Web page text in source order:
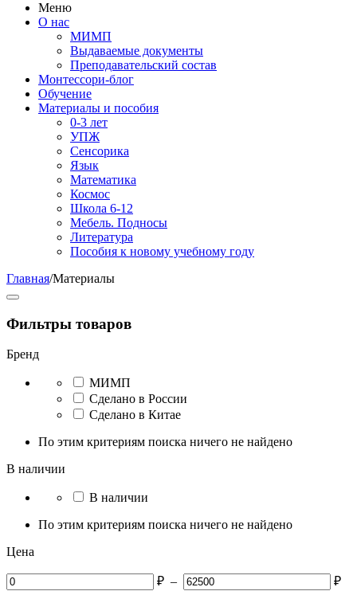
Меню
О нас
МИМП
Выдаваемые документы
Преподавательский состав
Монтессори-блог
Обучение
Материалы и пособия
0-3 лет
УПЖ
Сенсорика
Язык
Математика
Космос
Школа 6-12
Мебель. Подносы
Литература
Пособия к новому учебному году
Главная/Материалы
Фильтры товаров
Бренд
МИМП
Сделано в России
Сделано в Китае
По этим критериям поиска ничего не найдено
В наличии
В наличии
По этим критериям поиска ничего не найдено
Цена
₽ – ₽